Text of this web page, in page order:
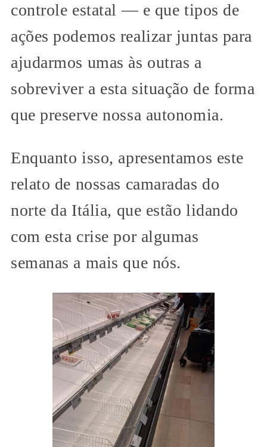
controle estatal — e que tipos de
ações podemos realizar juntas para
ajudarmos umas às outras a
sobreviver a esta situação de forma
que preserve nossa autonomia.
Enquanto isso, apresentamos este
relato de nossas camaradas do
norte da Itália, que estão lidando
com esta crise por algumas
semanas a mais que nós.